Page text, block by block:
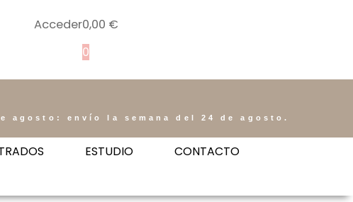
Acceder0,00 €
0
agosto: envío la semana del 24 de agosto.
ESTUDIO CONTACTO